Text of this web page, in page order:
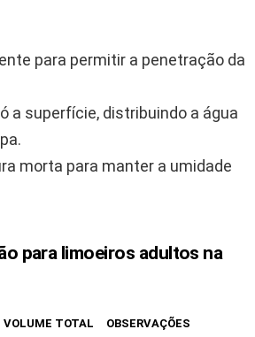
para permitir a penetração da
a superfície, distribuindo a água
morta para manter a umidade
para limoeiros adultos na
VOLUME TOTAL
OBSERVAÇÕES